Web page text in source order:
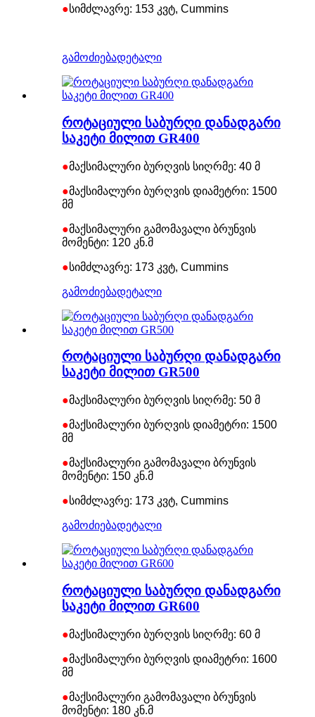
●სიმძლავრე: 153 კვტ, Cummins
გამოძიებადეტალი
როტაციული საბურღი დანადგარი
საკეტი მილით GR400
●მაქსიმალური ბურღვის სიღრმე: 40 მ
●მაქსიმალური ბურღვის დიამეტრი: 1500
მმ
●მაქსიმალური გამომავალი ბრუნვის
მომენტი: 120 კნ.მ
●სიმძლავრე: 173 კვტ, Cummins
გამოძიებადეტალი
როტაციული საბურღი დანადგარი
საკეტი მილით GR500
●მაქსიმალური ბურღვის სიღრმე: 50 მ
●მაქსიმალური ბურღვის დიამეტრი: 1500
მმ
●მაქსიმალური გამომავალი ბრუნვის
მომენტი: 150 კნ.მ
●სიმძლავრე: 173 კვტ, Cummins
გამოძიებადეტალი
როტაციული საბურღი დანადგარი
საკეტი მილით GR600
●მაქსიმალური ბურღვის სიღრმე: 60 მ
●მაქსიმალური ბურღვის დიამეტრი: 1600
მმ
●მაქსიმალური გამომავალი ბრუნვის
მომენტი: 180 კნ.მ